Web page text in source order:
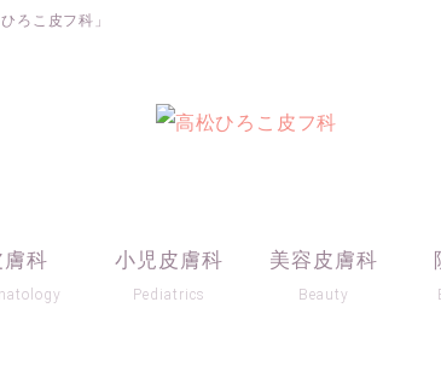
ろこ皮フ科」
膚科 小児皮膚科
Pediatrics
美容皮膚科
Beauty